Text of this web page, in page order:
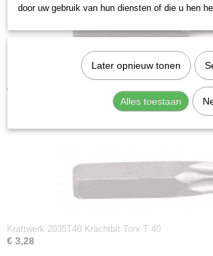
Kraftwerk 2035T45 Krachtbit Torx T 45
€ 3,28
Kraftwerk 2035T40 Krachtbit Torx T 40
€ 3,28
door uw gebruik van hun diensten of die u hen
Later opnieuw tonen
Alles toestaan